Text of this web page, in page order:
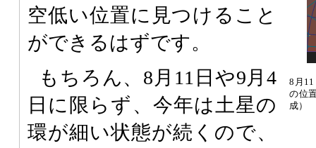
8月
の位
成）
空低い位置に見つけること
ができるはずです。
もちろん、8月11日や9月4
日に限らず、今年は土星の
環が細い状態が続くので、